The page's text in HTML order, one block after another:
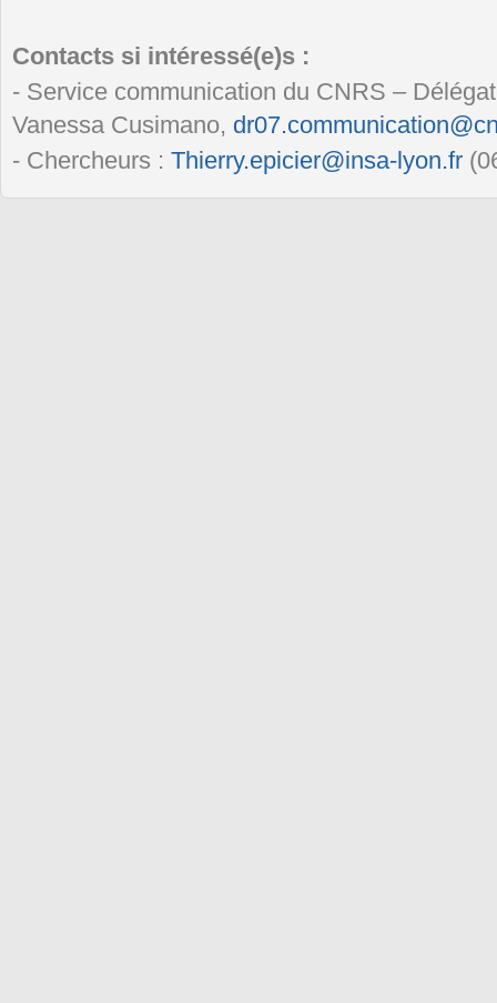
Contacts si intéressé(e)s :
- Service communication du CNRS –
Vanessa Cusimano,
- Chercheurs : Thierry.epicier@insa-lyon.fr